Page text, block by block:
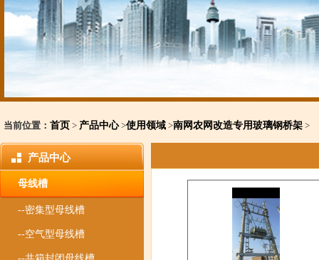
当前位置： 首页 > 产品中心>使用领域 >南网农网改造专用玻璃钢桥架 >
产品中心
母线槽
--密集型母线槽
--空气型母线槽